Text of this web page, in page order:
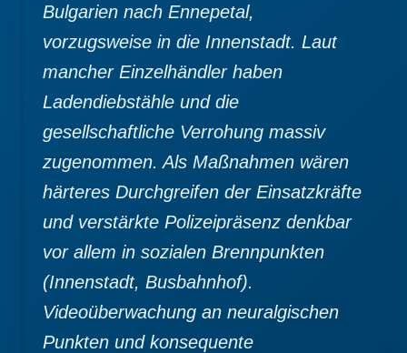
Bulgarien nach Ennepetal,
vorzugsweise in die Innenstadt. Laut
mancher Einzelhändler haben
Ladendiebstähle und die
gesellschaftliche Verrohung massiv
zugenommen. Als Maßnahmen wären
härteres Durchgreifen der Einsatzkräfte
und verstärkte Polizeipräsenz denkbar
vor allem in sozialen Brennpunkten
(Innenstadt, Busbahnhof).
Videoüberwachung an neuralgischen
Punkten und konsequente